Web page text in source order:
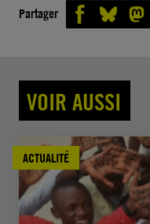
Partager
VOIR AUSSI
ACTUALITÉ